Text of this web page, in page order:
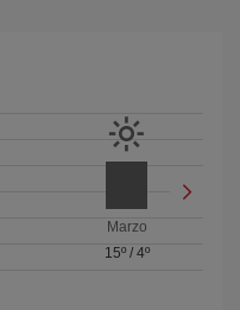
Marzo
15º/ 4º